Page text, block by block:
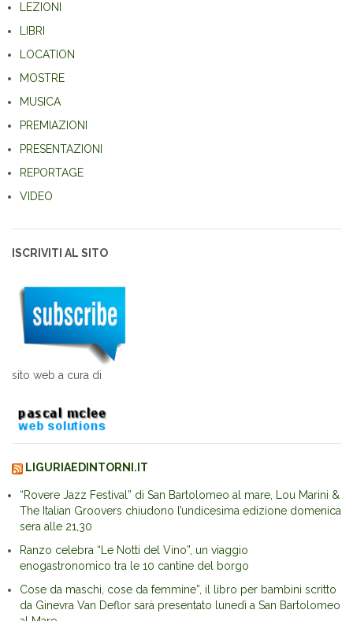
LEZIONI
LIBRI
LOCATION
MOSTRE
MUSICA
PREMIAZIONI
PRESENTAZIONI
REPORTAGE
VIDEO
ISCRIVITI AL SITO
sito web a cura di
LIGURIAEDINTORNI.IT
“Rovere Jazz Festival” di San Bartolomeo al mare, Lou Marini &
The Italian Groovers chiudono l’undicesima edizione domenica
sera alle 21,30
Ranzo celebra “Le Notti del Vino”, un viaggio
enogastronomico tra le 10 cantine del borgo
Cose da maschi, cose da femmine”, il libro per bambini scritto
da Ginevra Van Deflor sarà presentato lunedì a San Bartolomeo